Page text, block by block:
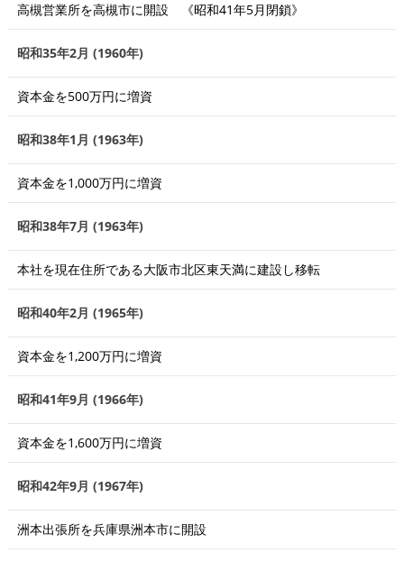
高槻営業所を高槻市に開設 《昭和41年5月閉鎖》
昭和35年2月 (1960年)
資本金を500万円に増資
昭和38年1月 (1963年)
資本金を1,000万円に増資
昭和38年7月 (1963年)
本社を現在住所である大阪市北区東天満に建設し移転
昭和40年2月 (1965年)
資本金を1,200万円に増資
昭和41年9月 (1966年)
資本金を1,600万円に増資
昭和42年9月 (1967年)
洲本出張所を兵庫県洲本市に開設